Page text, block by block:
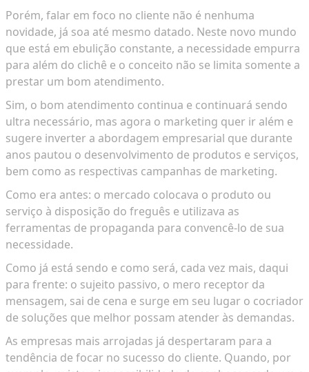
Porém, falar em foco no cliente não é nenhuma
novidade, já soa até mesmo datado. Neste novo mundo
que está em ebulição constante, a necessidade empurra
para além do clichê e o conceito não se limita somente a
prestar um bom atendimento.
Sim, o bom atendimento continua e continuará sendo
ultra necessário, mas agora o marketing quer ir além e
sugere inverter a abordagem empresarial que durante
anos pautou o desenvolvimento de produtos e serviços,
bem como as respectivas campanhas de marketing.
Como era antes: o mercado colocava o produto ou
serviço à disposição do freguês e utilizava as
ferramentas de propaganda para convencê-lo de sua
necessidade.
Como já está sendo e como será, cada vez mais, daqui
para frente: o sujeito passivo, o mero receptor da
mensagem, sai de cena e surge em seu lugar o cocriador
de soluções que melhor possam atender às demandas.
As empresas mais arrojadas já despertaram para a
tendência de focar no sucesso do cliente. Quando, por